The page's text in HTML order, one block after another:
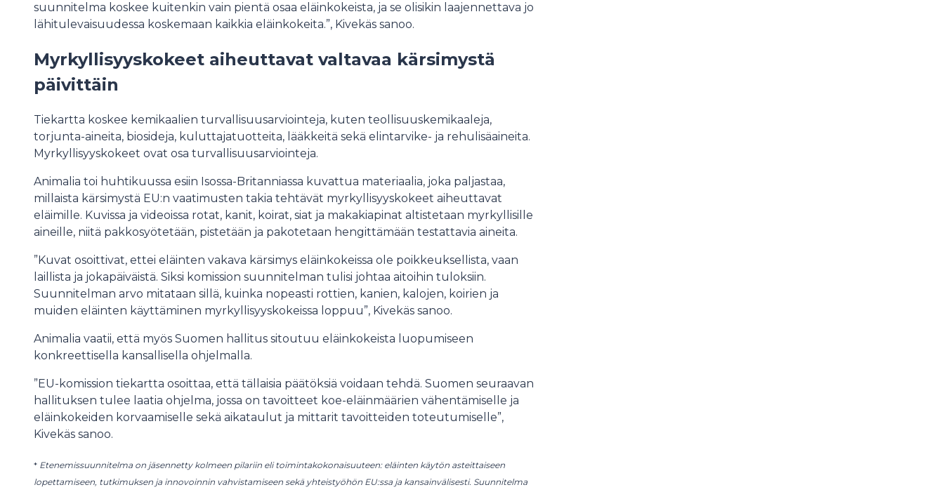
suunnitelma koskee kuitenkin vain pientä osaa eläinkokeista, ja se olisikin laajennettava jo
lähitulevaisuudessa koskemaan kaikkia eläinkokeita.”, Kivekäs sanoo.
Myrkyllisyyskokeet aiheuttavat valtavaa kärsimystä
päivittäin
Tiekartta koskee kemikaalien turvallisuusarviointeja, kuten teollisuuskemikaaleja,
torjunta-aineita, biosideja, kuluttajatuotteita, lääkkeitä sekä elintarvike- ja rehulisäaineita.
Myrkyllisyyskokeet ovat osa turvallisuusarviointeja.
Animalia toi huhtikuussa esiin Isossa-Britanniassa kuvattua materiaalia, joka paljastaa,
millaista kärsimystä EU:n vaatimusten takia tehtävät myrkyllisyyskokeet aiheuttavat
eläimille. Kuvissa ja videoissa rotat, kanit, koirat, siat ja makakiapinat altistetaan myrkyllisille
aineille, niitä pakkosyötetään, pistetään ja pakotetaan hengittämään testattavia aineita.
”Kuvat osoittivat, ettei eläinten vakava kärsimys eläinkokeissa ole poikkeuksellista, vaan
laillista ja jokapäiväistä. Siksi komission suunnitelman tulisi johtaa aitoihin tuloksiin.
Suunnitelman arvo mitataan sillä, kuinka nopeasti rottien, kanien, kalojen, koirien ja
muiden eläinten käyttäminen myrkyllisyyskokeissa loppuu”, Kivekäs sanoo.
Animalia vaatii, että myös Suomen hallitus sitoutuu eläinkokeista luopumiseen
konkreettisella kansallisella ohjelmalla.
”EU-komission tiekartta osoittaa, että tällaisia päätöksiä voidaan tehdä. Suomen seuraavan
hallituksen tulee laatia ohjelma, jossa on tavoitteet koe-eläinmäärien vähentämiselle ja
eläinkokeiden korvaamiselle sekä aikataulut ja mittarit tavoitteiden toteutumiselle”,
Kivekäs sanoo.
* Etenemissuunnitelma on jäsennetty kolmeen pilariin eli toimintakokonaisuuteen: eläinten käytön asteittaiseen
lopettamiseen, tutkimuksen ja innovoinnin vahvistamiseen sekä yhteistyöhön EU:ssa ja kansainvälisesti. Suunnitelma